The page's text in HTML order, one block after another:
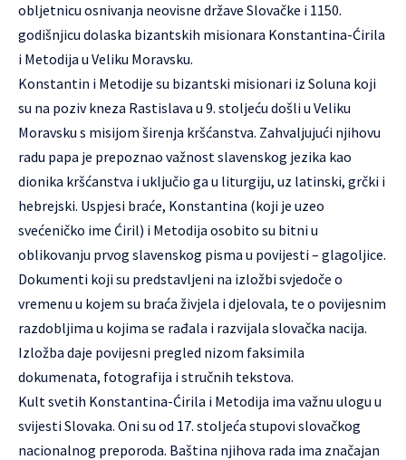
obljetnicu osnivanja neovisne države Slovačke i 1150.
godišnjicu dolaska bizantskih misionara Konstantina-Ćirila
i Metodija u Veliku Moravsku.
Konstantin i Metodije su bizantski misionari iz Soluna koji
su na poziv kneza Rastislava u 9. stoljeću došli u Veliku
Moravsku s misijom širenja kršćanstva. Zahvaljujući njihovu
radu papa je prepoznao važnost slavenskog jezika kao
dionika kršćanstva i uključio ga u liturgiju, uz latinski, grčki i
hebrejski. Uspjesi braće, Konstantina (koji je uzeo
svećeničko ime Ćiril) i Metodija osobito su bitni u
oblikovanju prvog slavenskog pisma u povijesti – glagoljice.
Dokumenti koji su predstavljeni na izložbi svjedoče o
vremenu u kojem su braća živjela i djelovala, te o povijesnim
razdobljima u kojima se rađala i razvijala slovačka nacija.
Izložba daje povijesni pregled nizom faksimila
dokumenata, fotografija i stručnih tekstova.
Kult svetih Konstantina-Ćirila i Metodija ima važnu ulogu u
svijesti Slovaka. Oni su od 17. stoljeća stupovi slovačkog
nacionalnog preporoda. Baština njihova rada ima značajan